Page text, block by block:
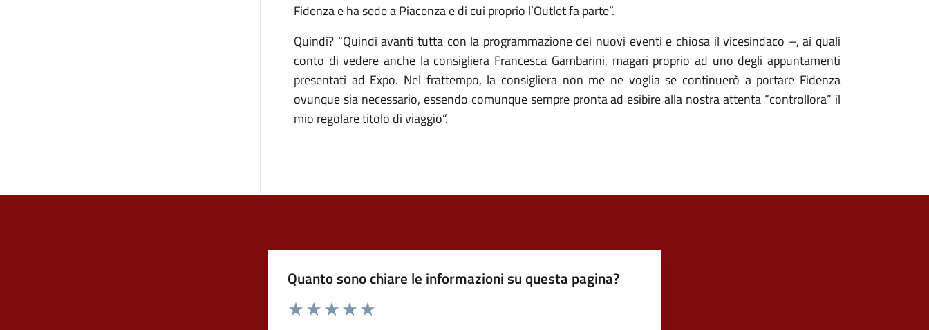
Fidenza e ha sede a Piacenza e di cui proprio l’Outlet fa parte”.
Quindi? “Quindi avanti tutta con la programmazione dei nuovi eventi e chiosa il vicesindaco –, ai quali
conto di vedere anche la consigliera Francesca Gambarini, magari proprio ad uno degli appuntamenti
presentati ad Expo. Nel frattempo, la consigliera non me ne voglia se continuerò a portare Fidenza
ovunque sia necessario, essendo comunque sempre pronta ad esibire alla nostra attenta “controllora” il
mio regolare titolo di viaggio”.
Quanto sono chiare le informazioni su questa pagina?
Valuta da 1 a 5 stelle la pagina